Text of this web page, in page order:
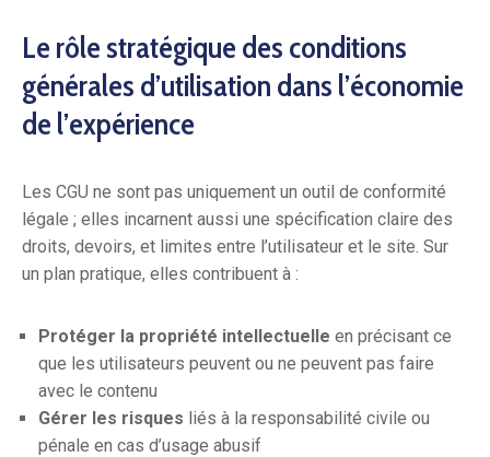
Le rôle stratégique des conditions
générales d’utilisation dans l’économie
de l’expérience
Les CGU ne sont pas uniquement un outil de conformité
légale ; elles incarnent aussi une spécification claire des
droits, devoirs, et limites entre l’utilisateur et le site. Sur
un plan pratique, elles contribuent à :
Protéger la propriété intellectuelle en précisant ce
que les utilisateurs peuvent ou ne peuvent pas faire
avec le contenu
Gérer les risques liés à la responsabilité civile ou
pénale en cas d’usage abusif